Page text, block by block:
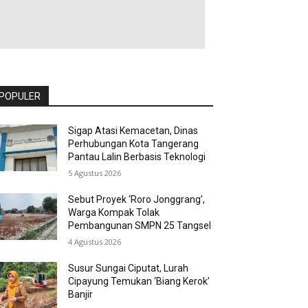
Sigap Atasi Kemacetan, Dinas
Perhubungan Kota Tangerang
Pantau Lalin Berbasis Teknologi
5 Agustus 2026
Sebut Proyek ‘Roro Jonggrang’,
Warga Kompak Tolak
Pembangunan SMPN 25 Tangsel
4 Agustus 2026
Susur Sungai Ciputat, Lurah
Cipayung Temukan ‘Biang Kerok’
Banjir